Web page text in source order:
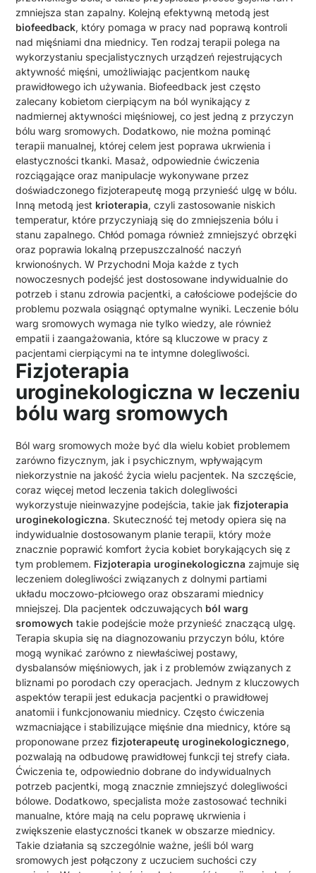
zmniejsza stan zapalny. Kolejną efektywną metodą jest
biofeedback, który pomaga w pracy nad poprawą kontroli
nad mięśniami dna miednicy. Ten rodzaj terapii polega na
wykorzystaniu specjalistycznych urządzeń rejestrujących
aktywność mięśni, umożliwiając pacjentkom naukę
prawidłowego ich używania. Biofeedback jest często
zalecany kobietom cierpiącym na ból wynikający z
nadmiernej aktywności mięśniowej, co jest jedną z przyczyn
bólu warg sromowych. Dodatkowo, nie można pominąć
terapii manualnej, której celem jest poprawa ukrwienia i
elastyczności tkanki. Masaż, odpowiednie ćwiczenia
rozciągające oraz manipulacje wykonywane przez
doświadczonego fizjoterapeutę mogą przynieść ulgę w bólu.
Inną metodą jest krioterapia, czyli zastosowanie niskich
temperatur, które przyczyniają się do zmniejszenia bólu i
stanu zapalnego. Chłód pomaga również zmniejszyć obrzęki
oraz poprawia lokalną przepuszczalność naczyń
krwionośnych. W Przychodni Moja każde z tych
nowoczesnych podejść jest dostosowane indywidualnie do
potrzeb i stanu zdrowia pacjentki, a całościowe podejście do
problemu pozwala osiągnąć optymalne wyniki. Leczenie bólu
warg sromowych wymaga nie tylko wiedzy, ale również
empatii i zaangażowania, które są kluczowe w pracy z
pacjentami cierpiącymi na te intymne dolegliwości.
Fizjoterapia
uroginekologiczna w leczeniu
bólu warg sromowych
Ból warg sromowych może być dla wielu kobiet problemem
zarówno fizycznym, jak i psychicznym, wpływającym
niekorzystnie na jakość życia wielu pacjentek. Na szczęście,
coraz więcej metod leczenia takich dolegliwości
wykorzystuje nieinwazyjne podejścia, takie jakfizjoterapia
uroginekologiczna. Skuteczność tej metody opiera się na
indywidualnie dostosowanym planie terapii, który może
znacznie poprawić komfort życia kobiet borykających się z
tym problemem. Fizjoterapia uroginekologiczna zajmuje się
leczeniem dolegliwości związanych z dolnymi partiami
układu moczowo-płciowego oraz obszarami miednicy
mniejszej. Dla pacjentek odczuwających ból warg
sromowych takie podejście może przynieść znaczącą ulgę.
Terapia skupia się na diagnozowaniu przyczyn bólu, które
mogą wynikać zarówno z niewłaściwej postawy,
dysbalansów mięśniowych, jak i z problemów związanych z
bliznami po porodach czy operacjach. Jednym z kluczowych
aspektów terapii jest edukacja pacjentki o prawidłowej
anatomii i funkcjonowaniu miednicy. Często ćwiczenia
wzmacniające i stabilizujące mięśnie dna miednicy, które są
proponowane przezfizjoterapeutę uroginekologicznego,
pozwalają na odbudowę prawidłowej funkcji tej strefy ciała.
Ćwiczenia te, odpowiednio dobrane do indywidualnych
potrzeb pacjentki, mogą znacznie zmniejszyć dolegliwości
bólowe. Dodatkowo, specjalista może zastosować techniki
manualne, które mają na celu poprawę ukrwienia i
zwiększenie elastyczności tkanek w obszarze miednicy.
Takie działania są szczególnie ważne, jeśli ból warg
sromowych jest połączony z uczuciem suchości czy